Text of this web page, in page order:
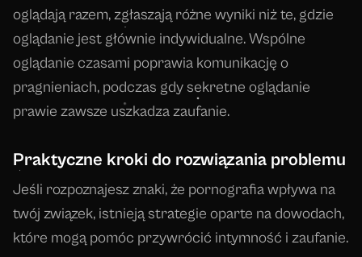
oglądają razem, zgłaszają różne wyniki niż te, gdzie
oglądanie jest głównie indywidualne. Wspólne
oglądanie czasami poprawia komunikację o
pragnieniach, podczas gdy sekretne oglądanie
prawie zawsze uszkadza zaufanie.
Praktyczne kroki do rozwiązania problemu
Jeśli rozpoznajesz znaki, że pornografia wpływa na
twój związek, istnieją strategie oparte na dowodach,
które mogą pomóc przywrócić intymność i zaufanie.